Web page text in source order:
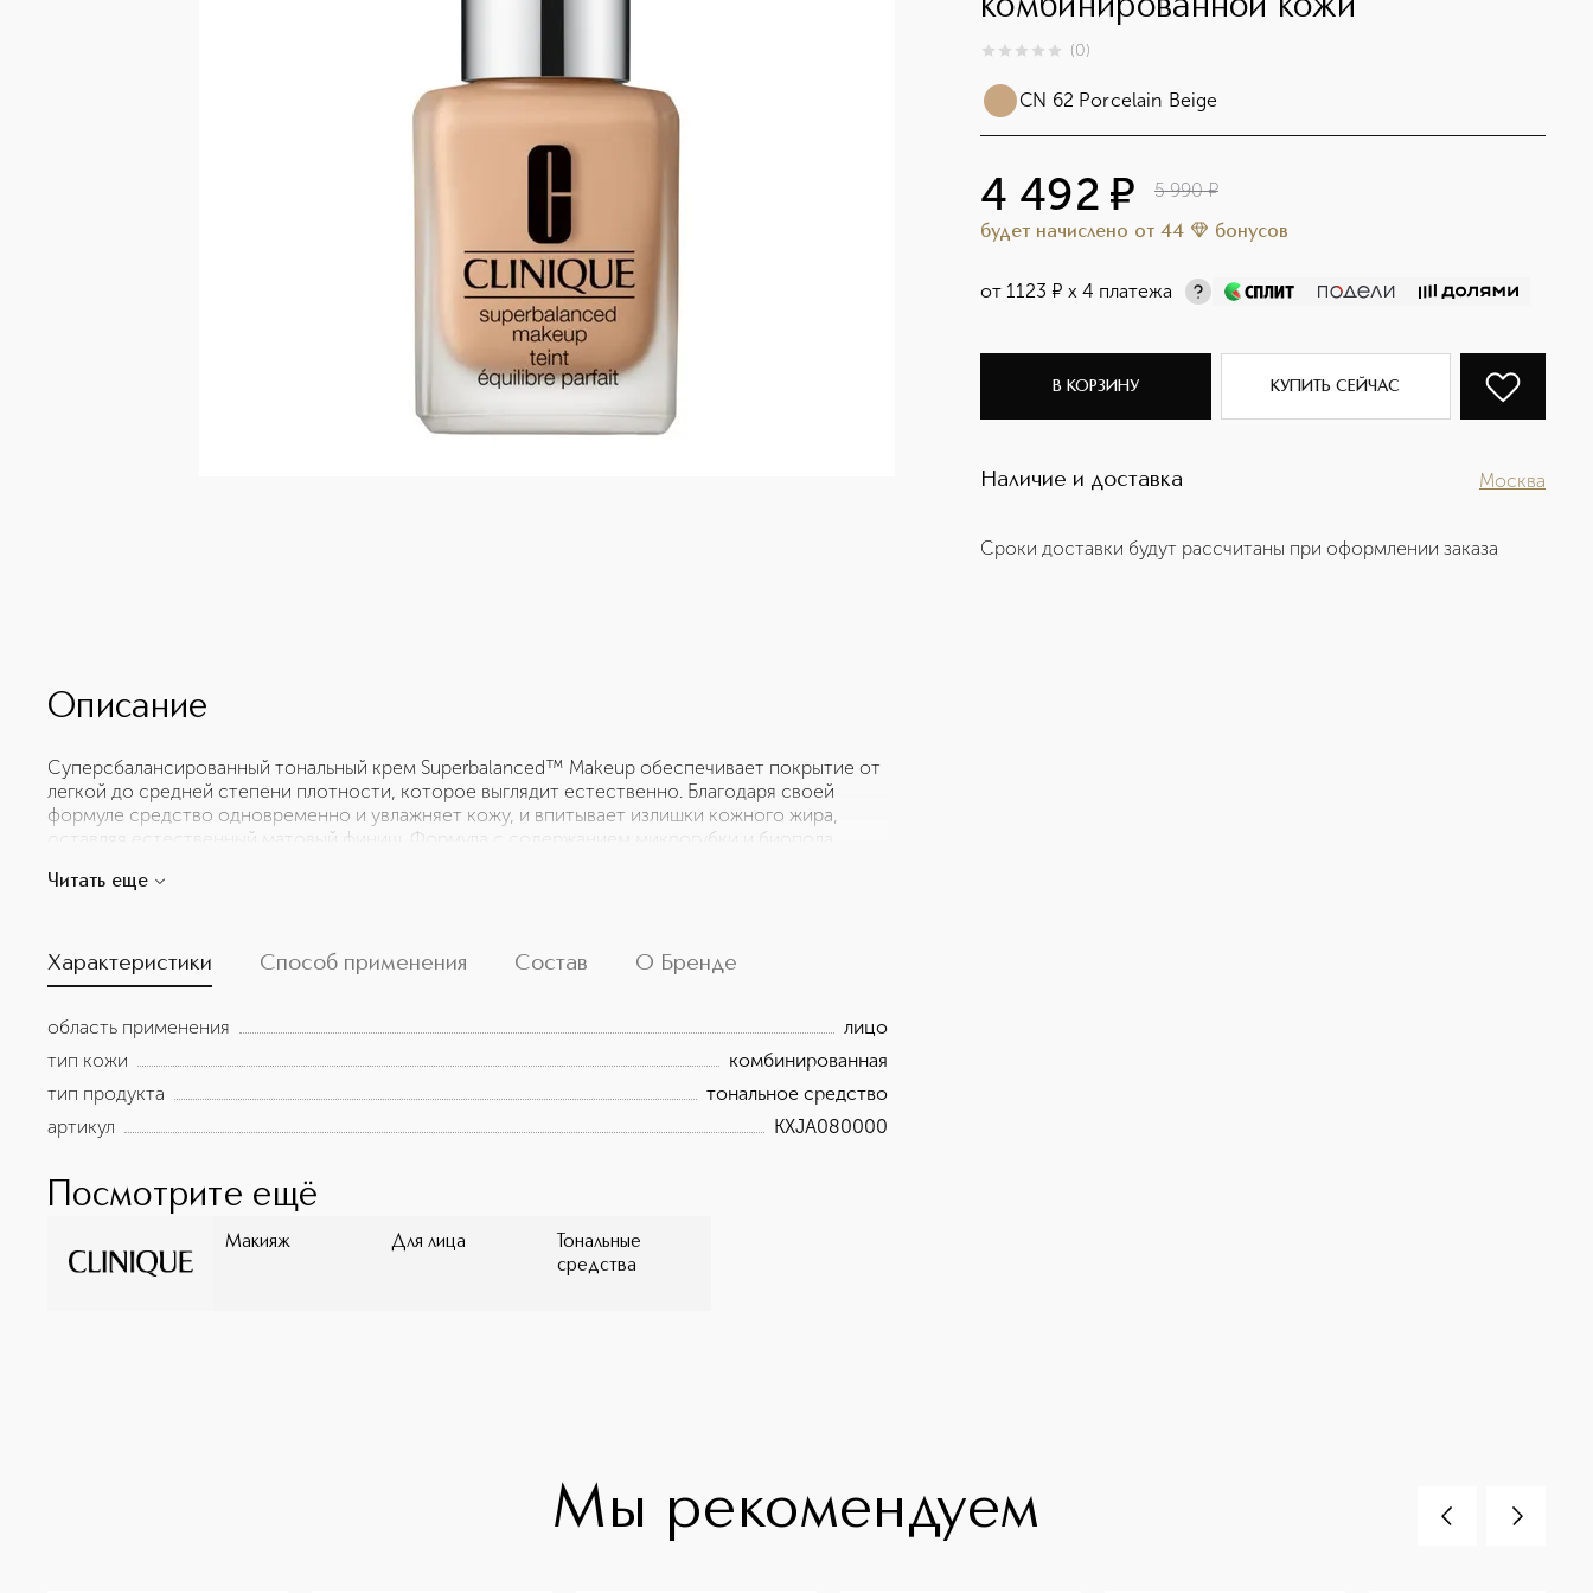
комбинированной кожи
0из 0 (0)
CN 62 Porcelain Beige
4 492 ¤ 5 990 ¤
будет начислено от 44 бонусов
от 1123 ¤ х 4 платежа
В КОРЗИНУ КУПИТЬ СЕЙЧАС
Наличие и доставка Москва
Сроки доставки будут рассчитаны при оформлении заказа
Описание
Суперсбалансированный тональный крем Superbalanced™ Makeup обеспечивает покрытие от
легкой до средней степени плотности, которое выглядит естественно. Благодаря своей
формуле средство одновременно и увлажняет кожу, и впитывает излишки кожного жира,
оставляя естественный матовый финиш. Формула с содержанием микрогубки и биопола
не пересушивая кожу. Тональный крем содержит экстракт ромашки и витамин Е.
Читать еще
Характеристики Способ применения Состав О Бренде
область применения
лицо
тип кожи
комбинированная
тип продукта
тональное средство
артикул
KXJA080000
Посмотрите ещё
Макияж Для лица
Тональные
средства
Мы рекомендуем